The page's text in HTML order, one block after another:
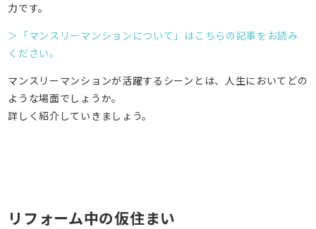
力です。
＞「マンスリーマンションについて」はこちらの記事をお読み
ください。
マンスリーマンションが活躍するシーンとは、人生においてどの
ような場面でしょうか。
詳しく紹介していきましょう。
リフォーム中の仮住まい